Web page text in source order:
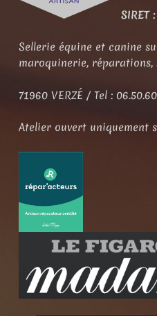
SIRET
Sellerie équine et canine
maroquinerie, réparations,
71960 VERZÉ / Tel :
Atelier ouvert uniquement